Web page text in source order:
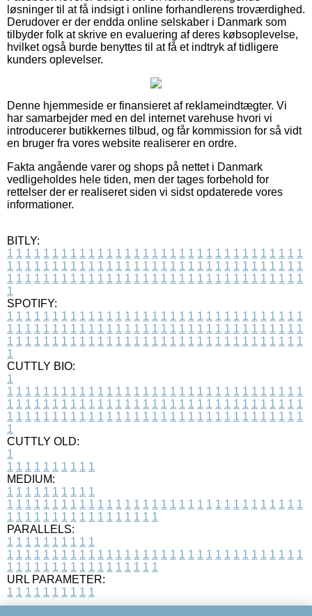
løsninger til at få indsigt i online forhandlerens troværdighed.
Derudover er der endda online selskaber i Danmark som
tilbyder folk at skrive en evaluering af deres købsoplevelse,
hvilket også burde benyttes til at få et indtryk af tidligere
kunders oplevelser.
Denne hjemmeside er finansieret af reklameindtægter. Vi
har samarbejder med en del internet varehuse hvori vi
introducerer butikkernes tilbud, og får kommission for så vidt
en bruger fra vores website realiserer en ordre.
Fakta angående varer og shops på nettet i Danmark
vedligeholdes hele tiden, men der tages forbehold for
rettelser der er realiseret siden vi sidst opdaterede vores
informationer.
BITLY:
1 1 1 1 1 1 1 1 1 1 1 1 1 1 1 1 1 1 1 1 1 1 1 1 1 1 1 1 1 1 1 1 1
1 1 1 1 1 1 1 1 1 1 1 1 1 1 1 1 1 1 1 1 1 1 1 1 1 1 1 1 1 1 1 1 1
1 1 1 1 1 1 1 1 1 1 1 1 1 1 1 1 1 1 1 1 1 1 1 1 1 1 1 1 1 1 1 1 1
1
SPOTIFY:
1 1 1 1 1 1 1 1 1 1 1 1 1 1 1 1 1 1 1 1 1 1 1 1 1 1 1 1 1 1 1 1 1
1 1 1 1 1 1 1 1 1 1 1 1 1 1 1 1 1 1 1 1 1 1 1 1 1 1 1 1 1 1 1 1 1
1 1 1 1 1 1 1 1 1 1 1 1 1 1 1 1 1 1 1 1 1 1 1 1 1 1 1 1 1 1 1 1 1
1
CUTTLY BIO:
1
1 1 1 1 1 1 1 1 1 1 1 1 1 1 1 1 1 1 1 1 1 1 1 1 1 1 1 1 1 1 1 1 1
1 1 1 1 1 1 1 1 1 1 1 1 1 1 1 1 1 1 1 1 1 1 1 1 1 1 1 1 1 1 1 1 1
1 1 1 1 1 1 1 1 1 1 1 1 1 1 1 1 1 1 1 1 1 1 1 1 1 1 1 1 1 1 1 1 1
1
CUTTLY OLD:
1
1 1 1 1 1 1 1 1 1 1
MEDIUM:
1 1 1 1 1 1 1 1 1 1
1 1 1 1 1 1 1 1 1 1 1 1 1 1 1 1 1 1 1 1 1 1 1 1 1 1 1 1 1 1 1 1 1
1 1 1 1 1 1 1 1 1 1 1 1 1 1 1 1 1
PARALLELS:
1 1 1 1 1 1 1 1 1 1
1 1 1 1 1 1 1 1 1 1 1 1 1 1 1 1 1 1 1 1 1 1 1 1 1 1 1 1 1 1 1 1 1
1 1 1 1 1 1 1 1 1 1 1 1 1 1 1 1 1
URL PARAMETER:
1 1 1 1 1 1 1 1 1 1